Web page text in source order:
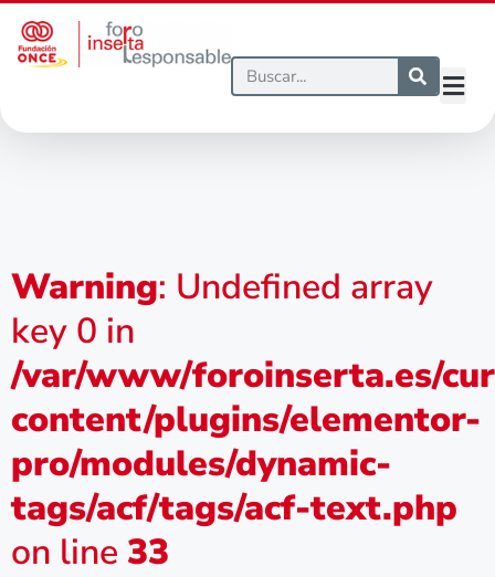
Warning: Undefined array
key 0 in
/var/www/foroinserta.es/
content/plugins/elementor-
pro/modules/dynamic-
tags/acf/tags/acf-text.php
on line 33